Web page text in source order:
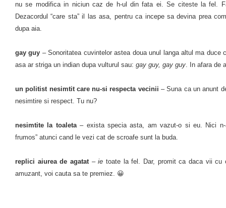
nu se modifica in niciun caz de h-ul din fata ei. Se citeste la fel.
Dezacordul “care sta” il las asa, pentru ca incepe sa devina prea
dupa aia.
gay guy – Sonoritatea cuvintelor astea doua unul langa altul ma duce
asa ar striga un indian dupa vulturul sau: gay guy, gay guy. In afara de
un politist nesimtit care nu-si respecta vecinii – Suna ca un anunt
nesimtire si respect. Tu nu?
nesimtite la toaleta– exista specia asta, am vazut-o si eu. Nici n-
frumos” atunci cand le vezi cat de scroafe sunt la buda.
replici aiurea de agatat–ie toate la fel. Dar, promit ca daca vii cu
amuzant, voi cauta sa te premiez. 😀